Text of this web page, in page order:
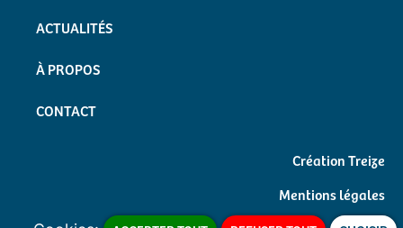
ACTUALITÉS
À PROPOS
CONTACT
Création Treize
Mentions légales